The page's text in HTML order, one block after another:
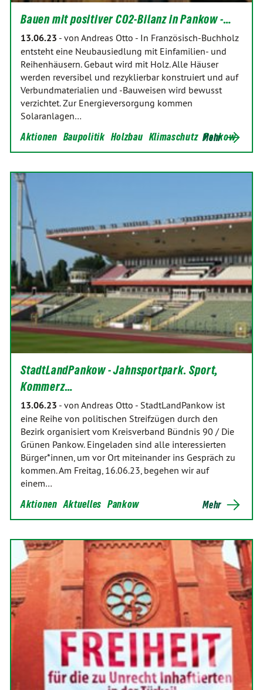
Bauen mit positiver CO2-Bilanz in Pankow -…
13.06.23 - von Andreas Otto - In Französisch-Buchholz
entsteht eine Neubausiedlung mit Einfamilien- und
Reihenhäusern. Gebaut wird mit Holz. Alle Häuser
werden reversibel und rezyklierbar konstruiert und auf
Verbundmaterialien und -Bauweisen wird bewusst
verzichtet. Zur Energieversorgung kommen
Solaranlagen…
Aktionen Baupolitik Holzbau Klimaschutz Pankow
Mehr
StadtLandPankow - Jahnsportpark. Sport,
Kommerz…
13.06.23 - von Andreas Otto - StadtLandPankow ist
eine Reihe von politischen Streifzügen durch den
Bezirk organisiert vom Kreisverband Bündnis 90 / Die
Grünen Pankow. Eingeladen sind alle interessierten
Bürger*innen, um vor Ort miteinander ins Gespräch zu
kommen. Am Freitag, 16.06.23, begehen wir auf
einem…
Aktionen Aktuelles Pankow Mehr